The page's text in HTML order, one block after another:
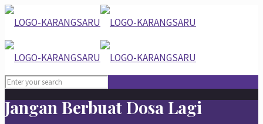
Jangan Berbuat Dosa Lagi